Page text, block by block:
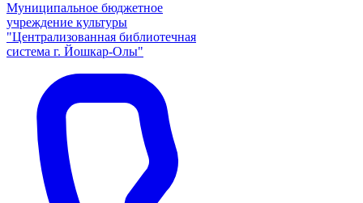
Муниципальное бюджетное
учреждение культуры
"Централизованная библиотечная
система г. Йошкар-Олы"